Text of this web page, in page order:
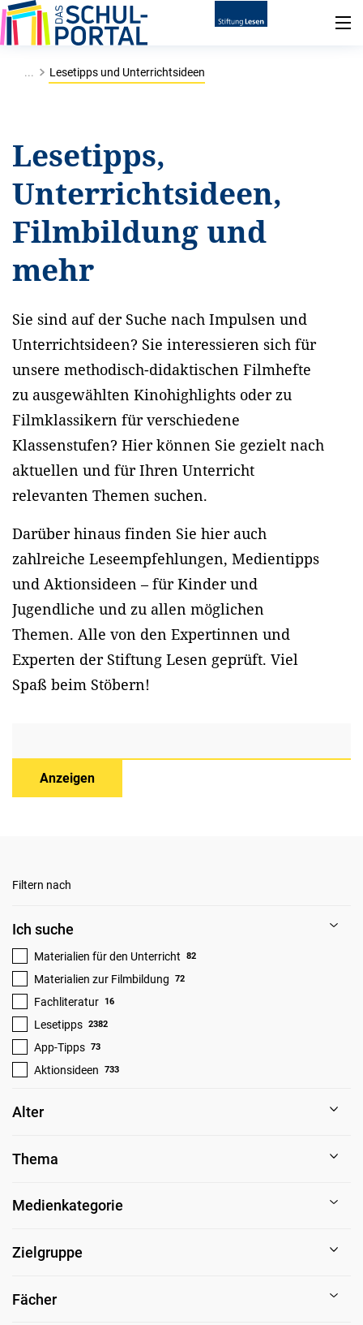
... Lesetipps und Unterrichtsideen
Lesetipps,
Unterrichtsideen,
Filmbildung und
mehr
Sie sind auf der Suche nach Impulsen und
Unterrichtsideen? Sie interessieren sich für
unsere methodisch-didaktischen Filmhefte
zu ausgewählten Kinohighlights oder zu
Filmklassikern für verschiedene
Klassenstufen? Hier können Sie gezielt nach
aktuellen und für Ihren Unterricht
relevanten Themen suchen.
Darüber hinaus finden Sie hier auch
zahlreiche Leseempfehlungen, Medientipps
und Aktionsideen – für Kinder und
Jugendliche und zu allen möglichen
Themen. Alle von den Expertinnen und
Experten der Stiftung Lesen geprüft. Viel
Spaß beim Stöbern!
Anzeigen
Filtern nach
Ich suche
Lesetipps 2382
App-Tipps 73
Aktionsideen 733
Materialien für den Unterricht 82
Materialien zur Filmbildung 72
Fachliteratur 16
Alter
Thema
Medienkategorie
Zielgruppe
Fächer